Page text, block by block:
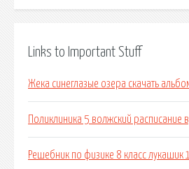
Links to Important Stuff
Жека синеглазые озера скачать
Поликлиника 5 волжский
Решебник по физике 8 класс лукашик